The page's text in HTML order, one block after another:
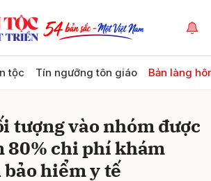
tộc Tín ngưỡng tôn giáo Bản làng
tượng vào nhóm được
80% chi phí khám
hiểm y tế